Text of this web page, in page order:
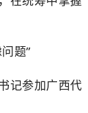
题”
记参加广西代